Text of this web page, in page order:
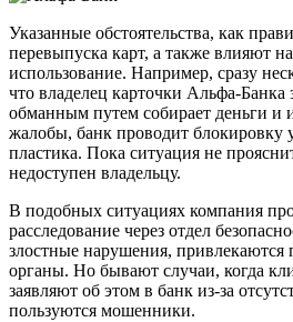
Указанные обстоятельства, как
перевыпуска карт, а также влияют
использование. Например, сразу
что владелец карточки Альфа-Банка
обманным путем собирает деньги и
жалобы, банк проводит блокировку
пластика. Пока ситуация не
недоступен владельцу.
В подобных ситуациях компания
расследование через отдел
злостные нарушения, привлекаются
органы. Но бывают случаи, когда
заявляют об этом в банк из-за
пользуются мошенники.